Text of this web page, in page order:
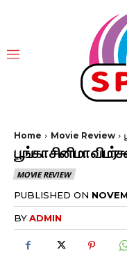
Home Movie Review
பூங்கா சினிமா
MOVIE REVIEW
PUBLISHED ON
BYADMIN